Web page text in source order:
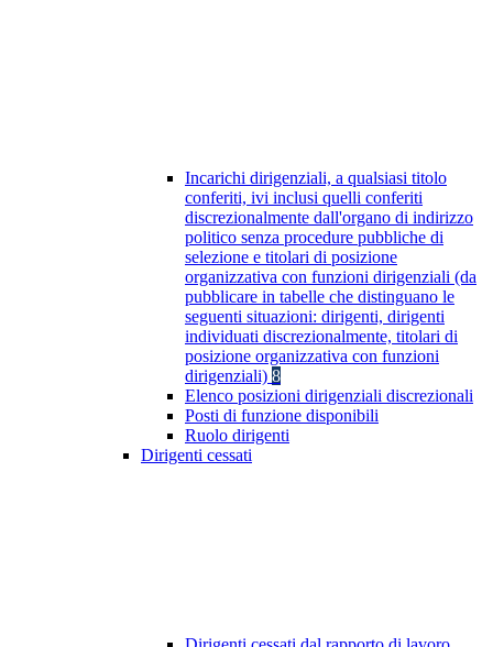
Incarichi dirigenziali, a qualsiasi titolo
conferiti, ivi inclusi quelli conferiti
discrezionalmente dall'organo di indirizzo
politico senza procedure pubbliche di
selezione e titolari di posizione
organizzativa con funzioni dirigenziali (da
pubblicare in tabelle che distinguano le
seguenti situazioni: dirigenti, dirigenti
individuati discrezionalmente, titolari di
posizione organizzativa con funzioni
dirigenziali) 8
Elenco posizioni dirigenziali discrezionali
Posti di funzione disponibili
Ruolo dirigenti
Dirigenti cessati